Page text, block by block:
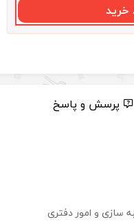
خرید
پرسش و پاسخ
سازی و امور دفتری